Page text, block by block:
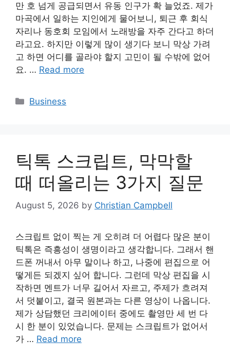
만 호 넘게 공급되면서 유동 인구가 확 늘었죠. 제가
마곡에서 일하는 지인에게 물어보니, 퇴근 후 회식
자리나 동호회 모임에서 노래방을 자주 간다고 하더
라고요. 하지만 이렇게 많이 생기다 보니 막상 가려
고 하면 어디를 골라야 할지 고민이 될 수밖에 없어
요. … Read more
Categories
Business
틱톡 스크립트, 막막할
때 떠올리는 3가지 질문
August 5, 2026 by Christian Campbell
스크립트 없이 찍는 게 오히려 더 어렵다 많은 분이
틱톡은 즉흥성이 생명이라고 생각합니다. 그래서 핸
드폰 꺼내서 아무 말이나 하고, 나중에 편집으로 어
떻게든 되겠지 싶어 합니다. 그런데 막상 편집을 시
작하면 멘트가 너무 길어서 자르고, 주제가 흐려져
서 덧붙이고, 결국 원본과는 다른 영상이 나옵니다.
제가 상담했던 크리에이터 중에도 촬영만 세 번 다
시 한 분이 있었습니다. 문제는 스크립트가 없어서
가 … Read more